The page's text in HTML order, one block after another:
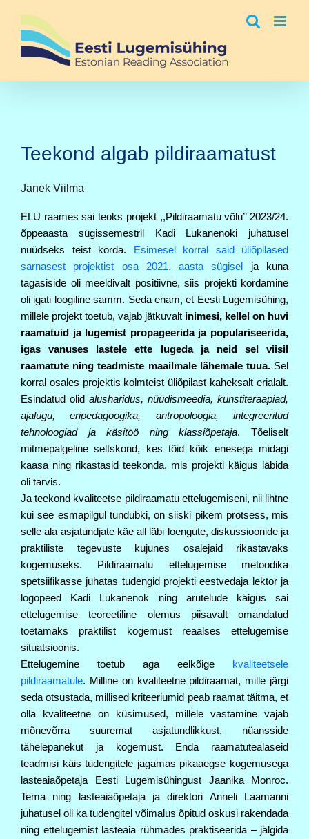
content
Teekond algab pildiraamatust
Janek Viilma
ELU raames sai teoks projekt ,,Pildiraamatu võlu’’ 2023/24.
õppeaasta sügissemestril
Kadi Lukanenoki juhatusel
nüüdseks teist korda. Esimesel korral said üliõpilased
sarnasest projektist osa 2021. aasta sügisel ja kuna
tagasiside oli meeldivalt positiivne, siis projekti kordamine
oli igati loogiline samm. Seda enam, et Eesti Lugemisühing,
millele projekt toetub, vajab jätkuvalt inimesi, kellel on huvi
raamatuid ja lugemist propageerida ja populariseerida,
igas vanuses lastele ette lugeda ja neid sel viisil
raamatute ning teadmiste maailmale lähemale tuua. Sel
korral osales projektis kolmteist üliõpilast kaheksalt erialalt.
Esindatud olid alusharidus, nüüdismeedia, kunstiteraapiad,
ajalugu, eripedagoogika, antropoloogia, integreeritud
tehnoloogiad ja käsitöö ning klassiõpetaja. Tõeliselt
mitmepalgeline seltskond, kes tõid kõik
enesega midagi
kaasa ning rikastasid teekonda, mis projekti käigus läbida
oli tarvis.
Ja teekond kvaliteetse pildiraamatu ettelugemiseni, nii lihtne
kui see esmapilgul tundubki, onsiiski pikem protsess, mis
selle ala asjatundjate käe all läbi loengute, diskussioonide ja
praktiliste tegevuste kujunes osalejaid rikastavaks
kogemuseks. Pildiraamatu ettelugemise
metoodika
spetsiifikasse juhatas tudengid projekti eestvedaja lektor ja
logopeed Kadi
Lukanenok ning arutelude käigus sai
ettelugemise teoreetiline olemus piisavalt omandatud
toetamaks praktilist kogemust reaalses ettelugemise
situatsioonis.
Ettelugemine toetub aga eelkõige kvaliteetsele
pildiraamatule. Milline on kvaliteetne pildiraamat, mille järgi
seda otsustada, millised kriteeriumid peab raamat täitma, et
olla
kvaliteetne on küsimused, millele vastamine vajab
mõnevõrra suuremat asjatundlikkust,
nüansside
tähelepanekut ja kogemust. Enda raamatutealaseid
teadmisi käis tudengitele jagamas pikaaegse kogemusega
lasteaiaõpetaja Eesti Lugemisühingust
Jaanika Monroc.
Tema ning lasteaiaõpetaja ja direktori Anneli Laamanni
juhatusel oli ka tudengitel võimalus õpitud oskusi rakendada
ning ettelugemist lasteaia rühmades praktiseerida – jälgida